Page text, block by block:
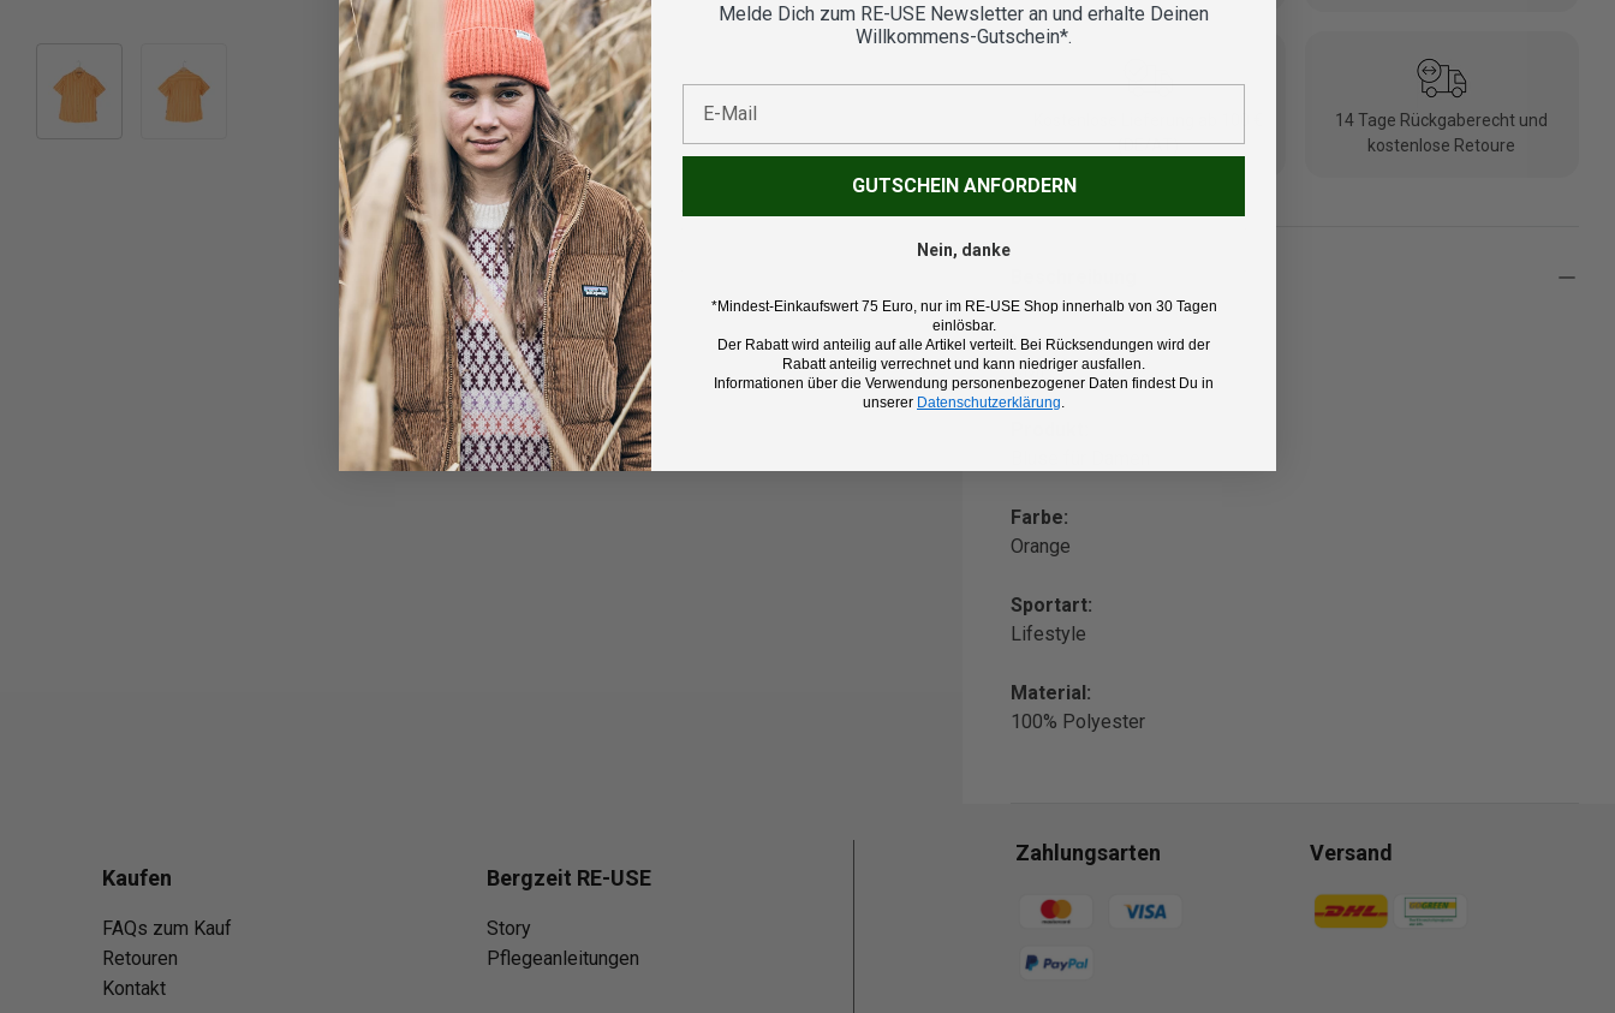
Bild 2 in Galerieansicht laden
(DE/AT)
14 Tage Rückgaberecht und
kostenlose Retoure
Marke:
CMP
Farbe:
Orange
Sportart:
Lifestyle
Material:
100% Polyester
Kaufen
FAQs zum Kauf
Retouren
Kontakt
Bergzeit RE-USE
Story
Pflegeanleitungen
Zahlungsarten
Zahlungsmethoden
Versand
Zahlungsmethoden
Melde Dich zum RE-USE Newsletter an und erhalte Deinen
Willkommens-Gutschein*.
GUTSCHEIN ANFORDERN
Nein, danke
*Mindest-Einkaufswert 75 Euro, nur im RE-USE Shop innerhalb von 30 Tagen
einlösbar.
Der Rabatt wird anteilig auf alle Artikel verteilt. Bei Rücksendungen wird der
Rabatt anteilig verrechnet und kann niedriger ausfallen.
Informationen über die Verwendung personenbezogener Daten findest Du in
unserer Datenschutzerklärung